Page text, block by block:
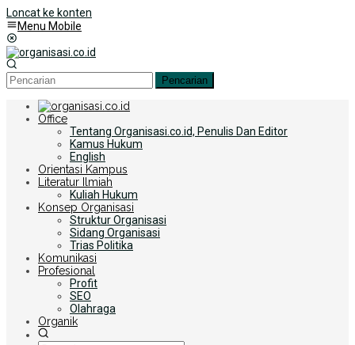
Loncat ke konten
Menu Mobile
Pencarian
Office
Tentang Organisasi.co.id, Penulis Dan Editor
Kamus Hukum
English
Orientasi Kampus
Literatur Ilmiah
Kuliah Hukum
Konsep Organisasi
Struktur Organisasi
Sidang Organisasi
Trias Politika
Komunikasi
Profesional
Profit
SEO
Olahraga
Organik